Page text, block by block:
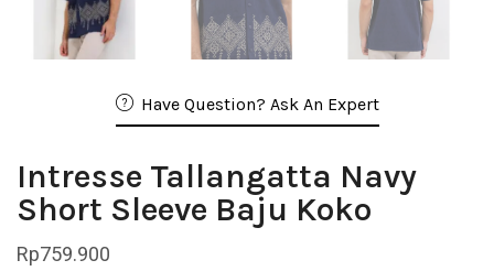
Have Question? Ask An Expert
Intresse Tallangatta Navy
Short Sleeve Baju Koko
Rp759.900